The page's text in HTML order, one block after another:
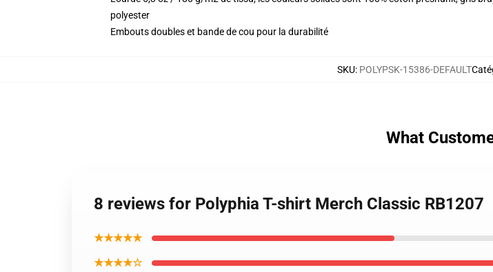
polyester
Embouts doubles et bande de cou pour la durabilité
SKU: POLYPSK-15386-DEFAULT
What
8 reviews for Polyphia T-shirt Merch Classic RB1207
★★★★★
★★★★☆